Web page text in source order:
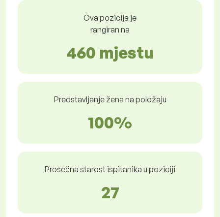
Ova pozicija je
rangiran na
460 mjestu
Predstavljanje žena na položaju
100%
Prosečna starost ispitanika u poziciji
27